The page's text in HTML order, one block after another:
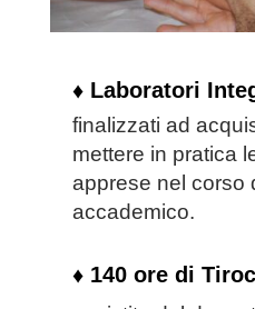
♦ Laboratori
finalizzati ad
mettere in pratica
apprese nel corso
accademico.
♦ 140 ore di